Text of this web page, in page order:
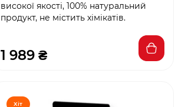
високої якості, 100% натуральний
продукт, не містить хімікатів.
1 989 ₴
Хіт